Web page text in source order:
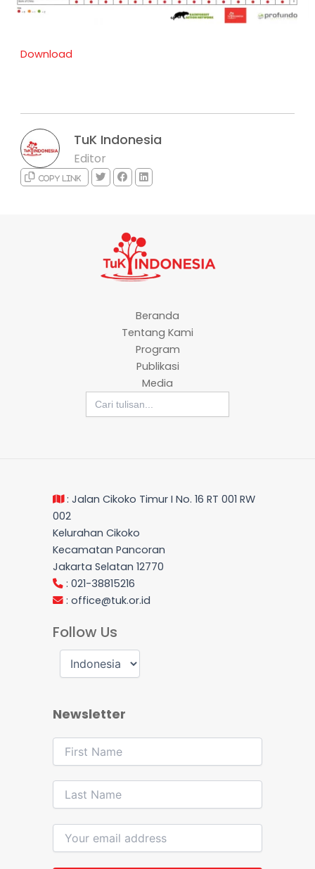
Download
TuK Indonesia
Editor
Copy link
Beranda
Tentang Kami
Program
Publikasi
Media
Search
for:
: Jalan Cikoko Timur I No. 16 RT 001 RW
002
Kelurahan Cikoko
Kecamatan Pancoran
Jakarta Selatan 12770
: 021-38815216
: office@tuk.or.id
Follow Us
Newsletter